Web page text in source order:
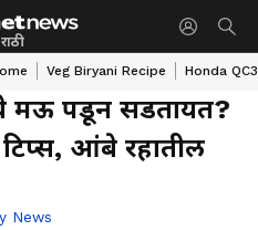
Veg Biryani Recipe Honda
पडून सडतायत?
टिप्स, आंबे रहातील
News